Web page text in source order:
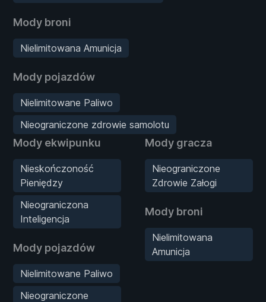
Mody broni
Nielimitowana Amunicja
Mody pojazdów
Nielimitowane Paliwo
Nieograniczone zdrowie samolotu
Mody ekwipunku
Nieskończoność
Pieniędzy
Nieograniczona
Inteligencja
Mody pojazdów
Nielimitowane Paliwo
Nieograniczone
Mody gracza
Nieograniczone
Zdrowie Załogi
Mody broni
Nielimitowana
Amunicja